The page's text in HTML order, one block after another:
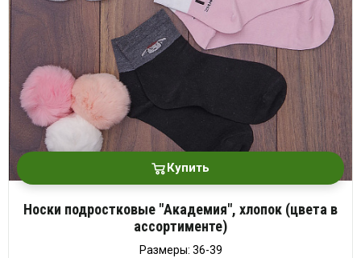
Купить
Носки подростковые "Академия", хлопок (цвета в
ассортименте)
Размеры: 36-39